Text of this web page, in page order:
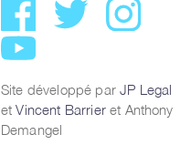
Site développé parJP Legal
etVincent Barrieret Anthony
Demangel